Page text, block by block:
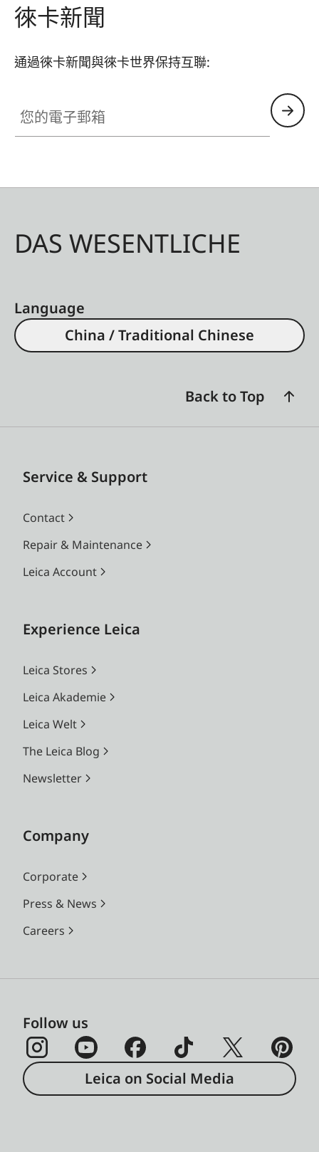
徠卡新聞
通過徠卡新聞與徠卡世界保持互聯:
DAS WESENTLICHE
Language
China / Traditional Chinese
Back to Top
Service & Support
Contact
Repair & Maintenance
Leica Account
Experience Leica
Leica Stores
Leica Akademie
Leica Welt
The Leica Blog
Newsletter
Company
Corporate
Press & News
Careers
Follow us
Leica on Social Media